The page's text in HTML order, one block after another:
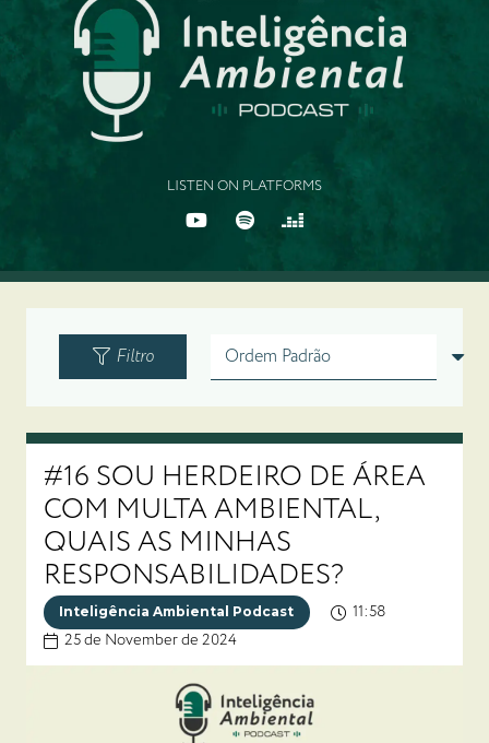
LISTEN ON PLATFORMS
Filtro
#16 SOU HERDEIRO DE ÁREA
COM MULTA AMBIENTAL,
QUAIS AS MINHAS
RESPONSABILIDADES?
Inteligência Ambiental Podcast
11:58
25 de November de 2024